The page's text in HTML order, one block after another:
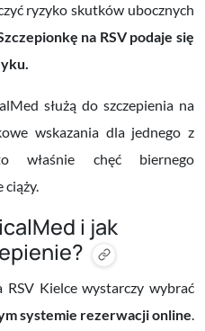
ryzyko skutków ubocznych
na RSV podaje się
służą do szczepienia na
wskazania dla jednego z
właśnie chęć biernego
ciąży.
i jak
RSV Kielce wystarczy wybrać
systemie rezerwacji online